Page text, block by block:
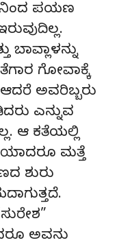
ಪಯಣ
ಗೋವಾಕ್ಕೆ
ಆದರೆ ಅವರಿಬ್ಬರು
ಎನ್ನುವ
ಆ ಕತೆಯಲ್ಲಿ
ಮತ್ತೆ
ಶುರು
ಅವನು